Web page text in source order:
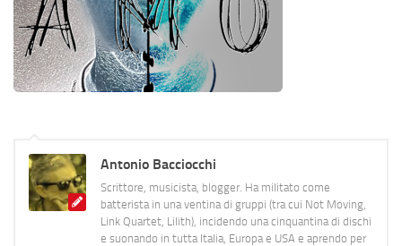
Antonio Bacciocchi
Scrittore, musicista, blogger. Ha militato come
batterista in una ventina di gruppi (tra cui Not Moving,
Link Quartet, Lilith), incidendo una cinquantina di dischi
e suonando in tutta Italia, Europa e USA e aprendo per